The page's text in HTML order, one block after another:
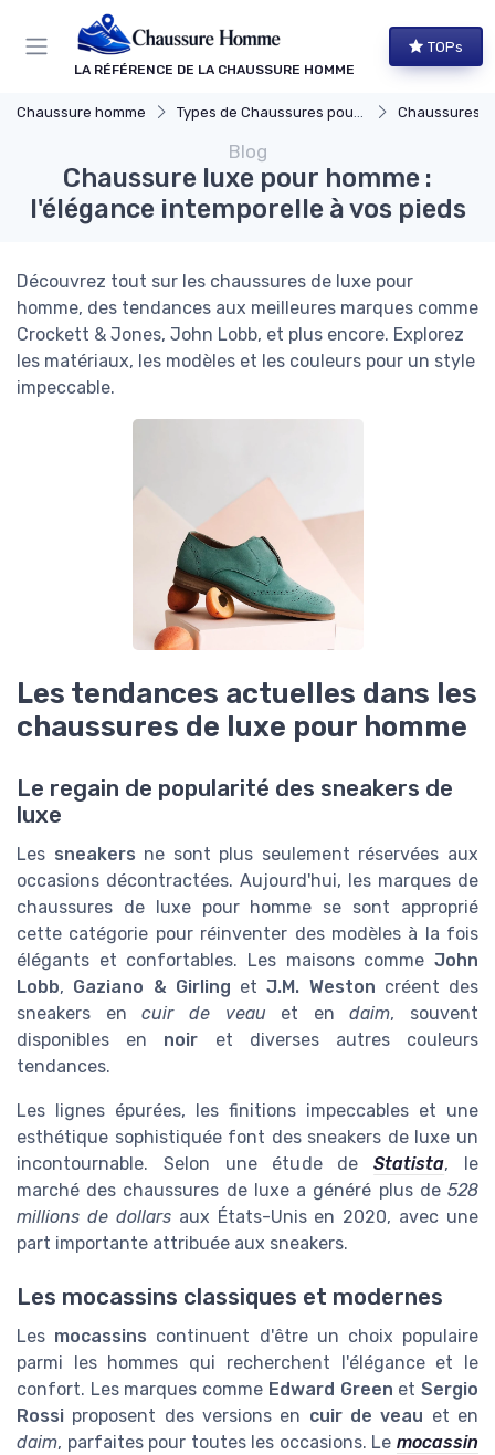
LA RÉFÉRENCE DE LA CHAUSSURE HOMME
TOPs
Chaussure homme Types de Chaussures pour Hommes Chaussures
Blog
Chaussure luxe pour homme :
l'élégance intemporelle à vos pieds
Découvrez tout sur les chaussures de luxe pour
homme, des tendances aux meilleures marques comme
Crockett & Jones, John Lobb, et plus encore. Explorez
les matériaux, les modèles et les couleurs pour un style
impeccable.
Les tendances actuelles dans les
chaussures de luxe pour homme
Le regain de popularité des sneakers de
luxe
Les sneakers ne sont plus seulement réservées aux
occasions décontractées. Aujourd'hui, les marques de
chaussures de luxe pour homme se sont approprié
cette catégorie pour réinventer des modèles à la fois
élégants et confortables. Les maisons comme John
Lobb, Gaziano & Girling etJ.M. Weston créent des
sneakers encuir de veau et endaim, souvent
disponibles en noir et diverses autres couleurs
tendances.
Les lignes épurées, les finitions impeccables et une
esthétique sophistiquée font des sneakers de luxe un
incontournable. Selon une étude deStatista, le
marché des chaussures de luxe a généré plus de 528
millions de dollarsaux États-Unis en 2020, avec une
part importante attribuée aux sneakers.
Les mocassins classiques et modernes
Les mocassins continuent d'être un choix populaire
parmi les hommes qui recherchent l'élégance et le
confort. Les marques comme Edward Green etSergio
Rossi proposent des versions en cuir de veau et en
daim, parfaites pour toutes les occasions. Le mocassin
Panneau de gestion des cookies